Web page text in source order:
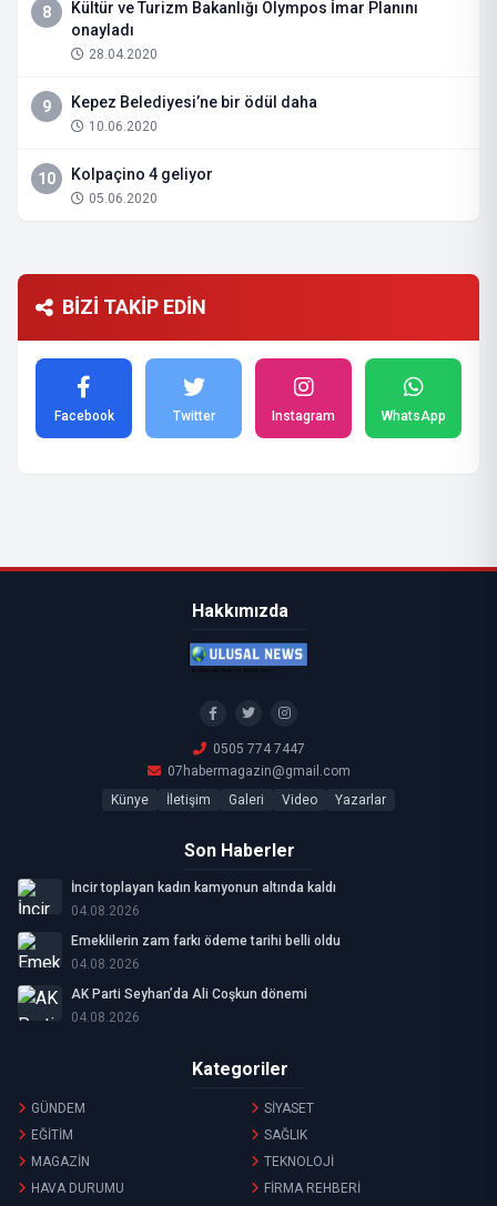
8
Kültür ve Turizm Bakanlığı Olympos İmar Planını
onayladı
28.04.2020
9 Kepez Belediyesi’ne bir ödül daha
10.06.2020
10 Kolpaçino 4 geliyor
05.06.2020
BİZİ TAKİP EDİN
Facebook Twitter Instagram WhatsApp
Hakkımızda
0505 774 7447
07habermagazin@gmail.com
Künye
İletişim Galeri Video Yazarlar
Son Haberler
İncir toplayan kadın kamyonun altında kaldı
04.08.2026
Emeklilerin zam farkı ödeme tarihi belli oldu
04.08.2026
AK Parti Seyhan’da Ali Coşkun dönemi
04.08.2026
Kategoriler
GÜNDEM
SİYASET
EĞİTİM
SAĞLIK
MAGAZİN
TEKNOLOJİ
HAVA DURUMU
FİRMA REHBERİ